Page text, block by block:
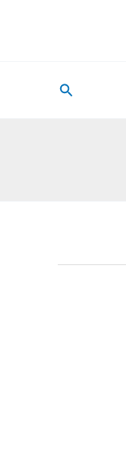
البحث